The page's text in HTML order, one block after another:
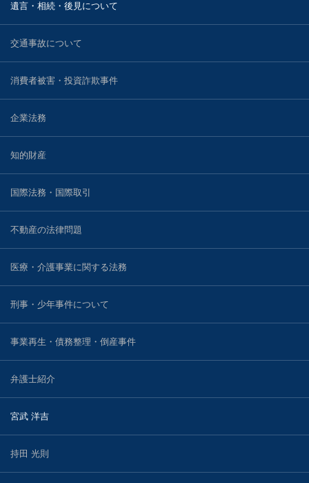
遺言・相続・後見について
交通事故について
消費者被害・投資詐欺事件
企業法務
知的財産
国際法務・国際取引
不動産の法律問題
医療・介護事業に関する法務
刑事・少年事件について
事業再生・債務整理・倒産事件
弁護士紹介
宮武 洋吉
持田 光則